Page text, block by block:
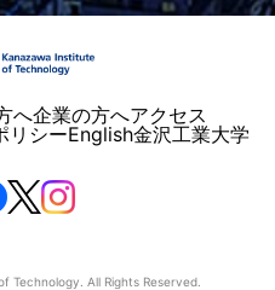
へ企業の方へアクセス
リシーEnglish金沢工業大学
All Rights Reserved.